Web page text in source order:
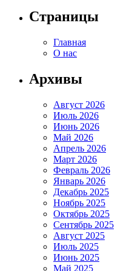
Страницы
Главная
О нас
Архивы
Август 2026
Июль 2026
Июнь 2026
Май 2026
Апрель 2026
Март 2026
Февраль 2026
Январь 2026
Декабрь 2025
Ноябрь 2025
Октябрь 2025
Сентябрь 2025
Август 2025
Июль 2025
Июнь 2025
Май 2025